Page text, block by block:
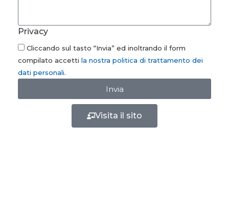
Privacy
Cliccando sul tasto “Invia” ed inoltrando il form
compilato accetti la nostra politica di trattamento dei
dati personali.
Invia
Visita il sito